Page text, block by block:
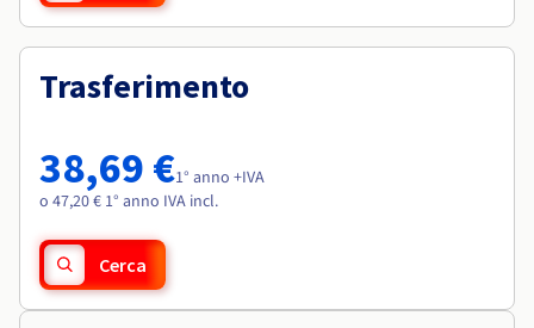
Trasferimento
38,69 €1° anno +IVA
o 47,20 € 1° anno IVA incl.
Cerca